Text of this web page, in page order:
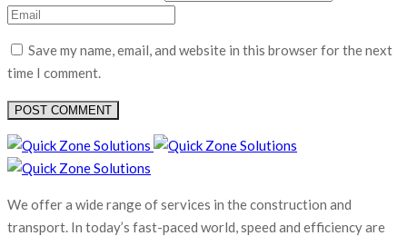
Save my name, email, and website in this browser for the next
time I comment.
We offer a wide range of services in the construction and
transport. In today’s fast-paced world, speed and efficiency are